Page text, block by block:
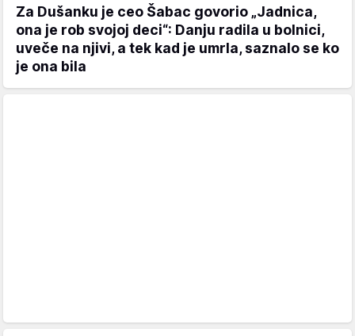
Za Dušanku je ceo Šabac govorio „Jadnica,
ona je rob svojoj deci“: Danju radila u bolnici,
uveče na njivi, a tek kad je umrla, saznalo se ko
je ona bila